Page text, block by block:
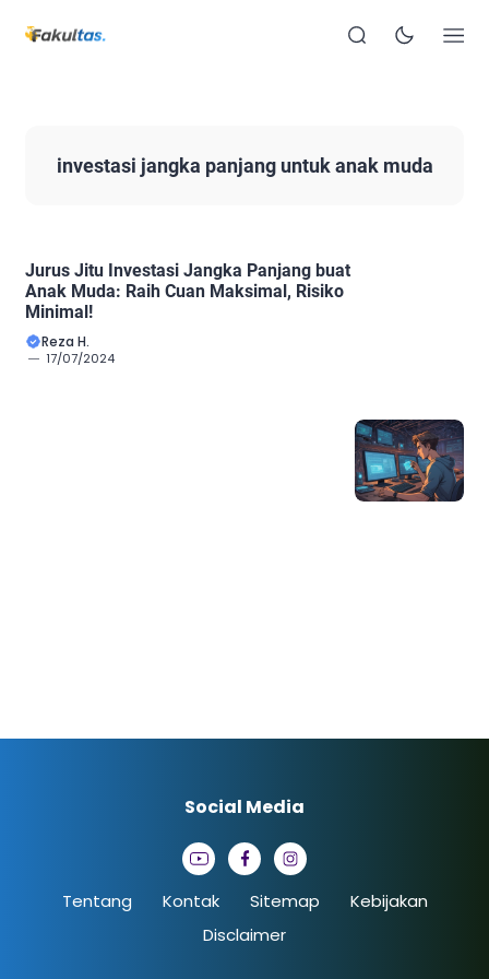
investasi jangka panjang untuk anak muda
Jurus Jitu Investasi Jangka Panjang buat
Anak Muda: Raih Cuan Maksimal, Risiko
Minimal!
Reza H.
17/07/2024
Tentang Kontak Sitemap
Kebijakan
Disclaimer
Social Media